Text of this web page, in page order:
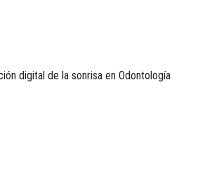
digital de la sonrisa en Odontología